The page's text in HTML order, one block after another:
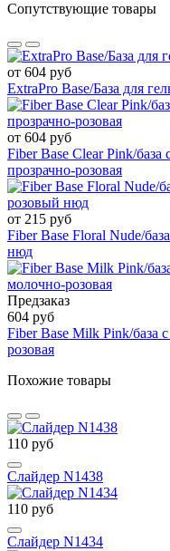
Сопутствующие товары
от 604 руб
ExtraPro Base/База для
от 604 руб
Fiber Base Clear Pink/
прозрачно-розовая
от 215 руб
Fiber Base Floral Nude/
нюд
Предзаказ
604 руб
Fiber Base Milk Pink/база
розовая
Похожие товары
110 руб
Слайдер N1438
110 руб
Слайдер N1434